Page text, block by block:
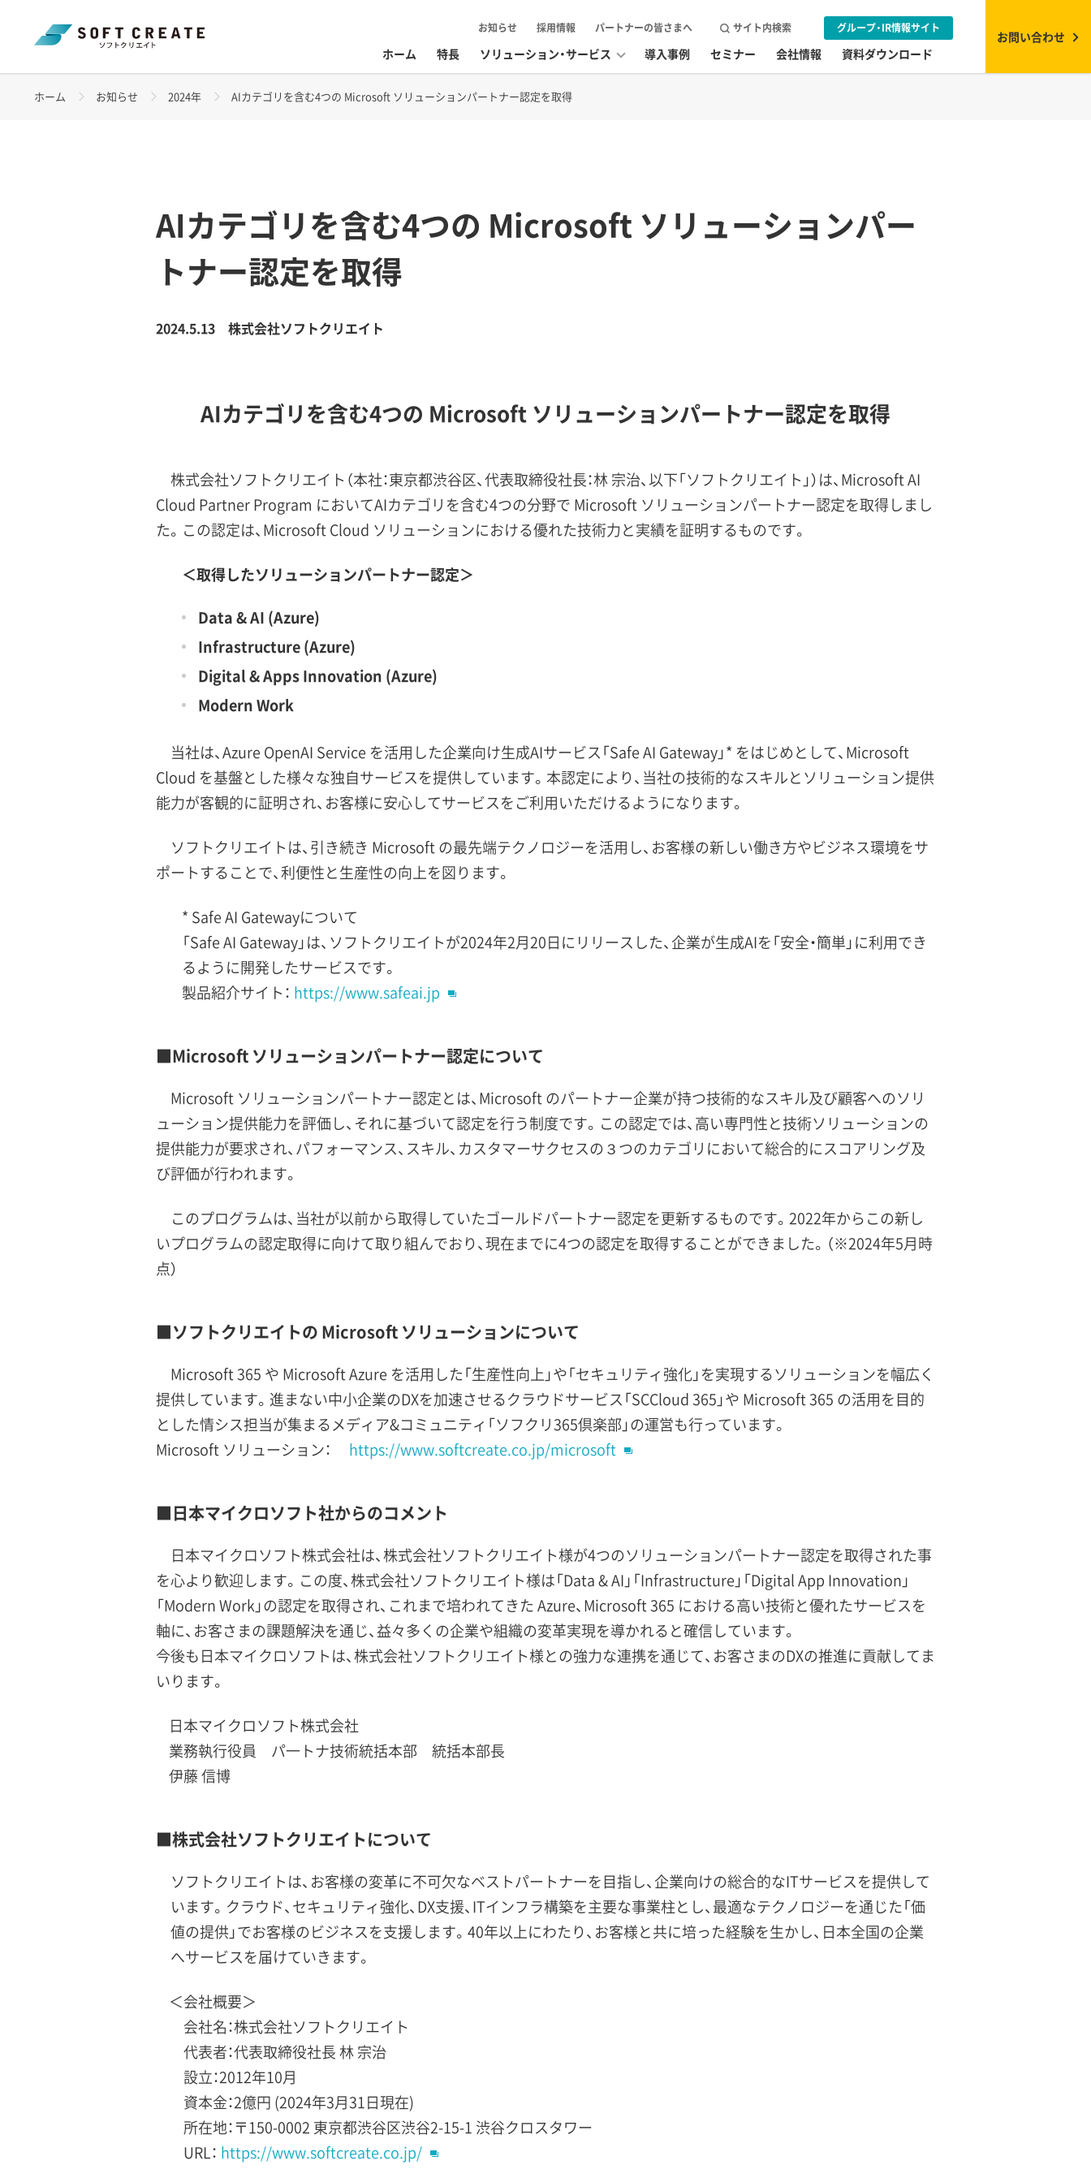
ホーム 特長 ソリューション・サービス 導入事例 セミナー 会社情報 資料ダウンロード
お知らせ 採用情報 パートナーの皆さまへ サイト内検索 グループ・IR情報サイト
お問い合わせ
ホーム お知らせ 2024年 AIカテゴリを含む4つの Microsoft ソリューションパートナー認定を取得
AIカテゴリを含む4つの Microsoft ソリューションパー
トナー認定を取得
2024.5.13 株式会社ソフトクリエイト
AIカテゴリを含む4つの Microsoft ソリューションパートナー認定を取得
株式会社ソフトクリエイト（本社：東京都渋谷区、代表取締役社長：林 宗治、以下「ソフトクリエイト」）は、Microsoft AI
Cloud Partner Program においてAIカテゴリを含む4つの分野で Microsoft ソリューションパートナー認定を取得しまし
た。この認定は、Microsoft Cloud ソリューションにおける優れた技術力と実績を証明するものです。
＜取得したソリューションパートナー認定＞
Data & AI (Azure)
Infrastructure (Azure)
Digital & Apps Innovation (Azure)
Modern Work
当社は、Azure OpenAI Service を活用した企業向け生成AIサービス「Safe AI Gateway」* をはじめとして、Microsoft
Cloud を基盤とした様々な独自サービスを提供しています。本認定により、当社の技術的なスキルとソリューション提供
能力が客観的に証明され、お客様に安心してサービスをご利用いただけるようになります。
ソフトクリエイトは、引き続き Microsoft の最先端テクノロジーを活用し、お客様の新しい働き方やビジネス環境をサ
ポートすることで、利便性と生産性の向上を図ります。
* Safe AI Gatewayについて
「Safe AI Gateway」は、ソフトクリエイトが2024年2月20日にリリースした、企業が生成AIを「安全・簡単」に利用でき
るように開発したサービスです。
製品紹介サイト： https://www.safeai.jp
■Microsoft ソリューションパートナー認定について
Microsoft ソリューションパートナー認定とは、Microsoft のパートナー企業が持つ技術的なスキル及び顧客へのソリ
ューション提供能力を評価し、それに基づいて認定を行う制度です。この認定では、高い専門性と技術ソリューションの
提供能力が要求され、パフォーマンス、スキル、カスタマーサクセスの３つのカテゴリにおいて総合的にスコアリング及
び評価が行われます。
このプログラムは、当社が以前から取得していたゴールドパートナー認定を更新するものです。2022年からこの新し
いプログラムの認定取得に向けて取り組んでおり、現在までに4つの認定を取得することができました。（※2024年5月時
点）
■ソフトクリエイトの Microsoft ソリューションについて
Microsoft 365 や Microsoft Azure を活用した「生産性向上」や「セキュリティ強化」を実現するソリューションを幅広く
提供しています。進まない中小企業のDXを加速させるクラウドサービス「SCCloud 365」や Microsoft 365 の活用を目的
とした情シス担当が集まるメディア&コミュニティ「ソフクリ365倶楽部」の運営も行っています。
Microsoft ソリューション：
https://www.softcreate.co.jp/microsoft
■日本マイクロソフト社からのコメント
日本マイクロソフト株式会社は、株式会社ソフトクリエイト様が4つのソリューションパートナー認定を取得された事
を心より歓迎します。この度、株式会社ソフトクリエイト様は「Data & AI」「Infrastructure」「Digital App Innovation」
「Modern Work」の認定を取得され、これまで培われてきた Azure、Microsoft 365 における高い技術と優れたサービスを
軸に、お客さまの課題解決を通じ、益々多くの企業や組織の変革実現を導かれると確信しています。
今後も日本マイクロソフトは、株式会社ソフトクリエイト様との強力な連携を通じて、お客さまのDXの推進に貢献してま
いります。
日本マイクロソフト株式会社
業務執行役員 パ一トナ技術統括本部 統括本部長
伊藤 信博
■株式会社ソフトクリエイトについて
ソフトクリエイトは、お客様の変革に不可欠なベストパートナーを目指し、企業向けの総合的なITサービスを提供して
います。クラウド、セキュリティ強化、DX支援、ITインフラ構築を主要な事業柱とし、最適なテクノロジーを通じた「価
値の提供」でお客様のビジネスを支援します。40年以上にわたり、お客様と共に培った経験を生かし、日本全国の企業
へサービスを届けていきます。
＜会社概要＞
会社名：株式会社ソフトクリエイト
代表者：代表取締役社長 林 宗治
設立：2012年10月
資本金：2億円 (2024年3月31日現在)
所在地：〒150-0002 東京都渋谷区渋谷2-15-1 渋谷クロスタワー
URL：https://www.softcreate.co.jp/